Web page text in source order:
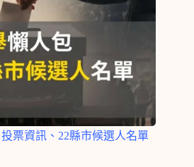
票資訊、22縣市候選人名單